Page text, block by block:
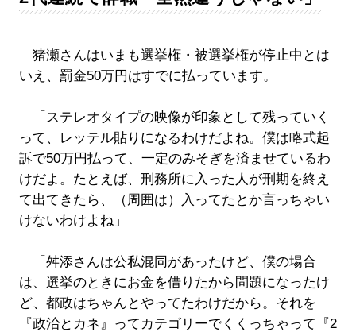
猪瀬さんはいまも選挙権・被選挙権が停止中とは
いえ、罰金50万円はすでに払っています。
「ステレオタイプの映像が印象として残っていく
って、レッテル貼りになるわけだよね。僕は略式起
訴で50万円払って、一定のみそぎを済ませているわ
けだよ。たとえば、刑務所に入った人が刑期を終え
て出てきたら、（周囲は）入ってたとか言っちゃい
けないわけよね」
「舛添さんは公私混同があったけど、僕の場合
は、選挙のときにお金を借りたから問題になったけ
ど、都政はちゃんとやってたわけだから。それを
『政治とカネ』ってカテゴリーでくくっちゃって『2